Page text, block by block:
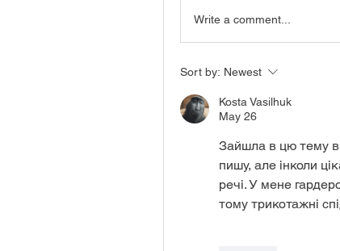
Write a comment...
Sort by: Newest
Kosta Vasilhuk
May 26
Зайшла в цю тему
пишу, але інколи
речі. У мене
тому трикотажні